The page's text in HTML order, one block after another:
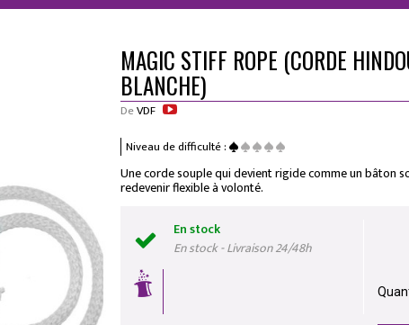
MAGIC STIFF ROPE (CORDE
BLANCHE)
DeVDF
Niveau de difficulté :
Une corde souple qui devient rigide comme un bâton
redevenir flexible à volonté.
En stock
En stock - Livraison 24/48h